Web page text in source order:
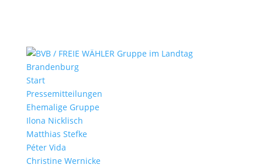
Start
Pressemitteilungen
Ehemalige Gruppe
Ilona Nicklisch
Matthias Stefke
Péter Vida
Christine Wernicke